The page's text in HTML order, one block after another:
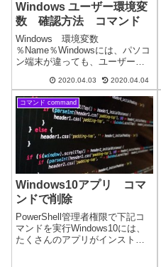
Windows ユーザー環境変
数 確認方法 コマンド
Windows 環境変数
％Name％Windowsには、パソコ
ン端末が違っても、ユーザー名
れるように環境変数が設定され
ています。環境変数を利用する
と、端末が異なってもコマンド
が正しく実行出来るように記述
すること...
2020.04.03 2020.04.04
コマンド command
Windows10アプリ コマ
ンドで削除
PowerShell管理者権限で下記コ
マンドを実行Windows10には、
たくさんのアプリがインストー